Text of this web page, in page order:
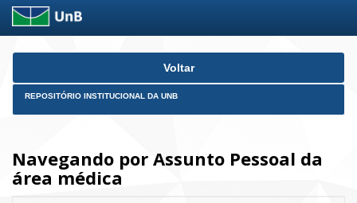
Skip
Voltar
REPOSITÓRIO INSTITUCIONAL DA UNB
Navegando por Assunto Pessoal da
área médica